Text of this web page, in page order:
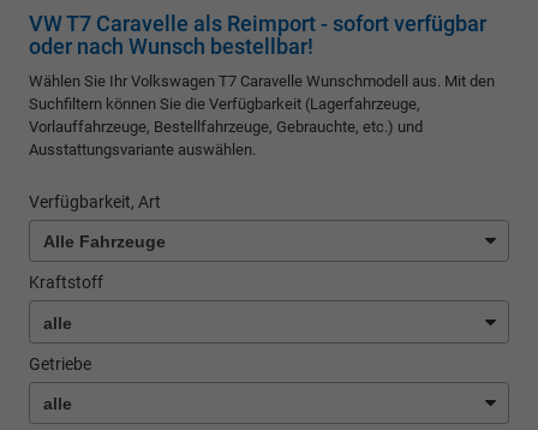
VW T7 Caravelle als Reimport - sofort verfügbar
oder nach Wunsch bestellbar!
Wählen Sie Ihr Volkswagen T7 Caravelle Wunschmodell aus. Mit den
Suchfiltern können Sie die Verfügbarkeit (Lagerfahrzeuge,
Vorlauffahrzeuge, Bestellfahrzeuge, Gebrauchte, etc.) und
Ausstattungsvariante auswählen.
Verfügbarkeit, Art
Kraftstoff
Getriebe